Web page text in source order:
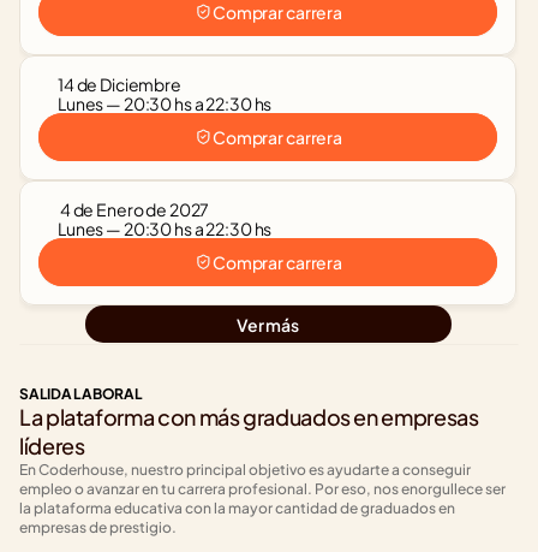
Comprar carrera
14 de Diciembre
Lunes — 20:30 hs a 22:30 hs
Comprar carrera
4 de Enero de 2027
Lunes — 20:30 hs a 22:30 hs
Comprar carrera
Ver más
SALIDA LABORAL
La plataforma con más graduados en empresas
líderes
En Coderhouse, nuestro principal objetivo es ayudarte a conseguir
empleo o avanzar en tu carrera profesional. Por eso, nos enorgullece ser
la plataforma educativa con la mayor cantidad de graduados en
empresas de prestigio.